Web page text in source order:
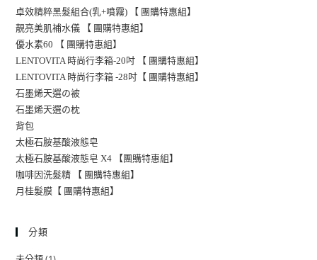
卓效精粹黑髮組合(乳+噴霧) 【 團購特惠組】
靚亮美肌補水儀 【 團購特惠組】
優水素60 【 團購特惠組】
LENTOVITA 時尚行李箱-20吋 【 團購特惠組】
LENTOVITA 時尚行李箱 -28吋【 團購特惠組】
石墨烯天選の被
石墨烯天選の枕
背包
太極石胺基酸液態皂
太極石胺基酸液態皂 X4 【團購特惠組】
咖啡因洗髮精 【 團購特惠組】
月桂髮膜【 團購特惠組】
分類